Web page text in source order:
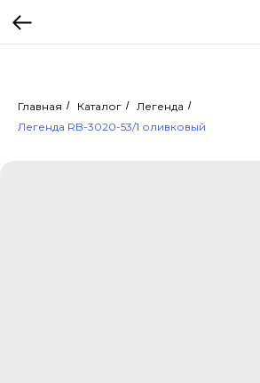
Главная / Каталог / Легенда /
Легенда RB-3020-53/1 оливковый